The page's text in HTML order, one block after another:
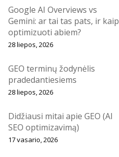
Google AI Overviews vs
Gemini: ar tai tas pats, ir kaip
optimizuoti abiem?
28 liepos, 2026
GEO terminų žodynėlis
pradedantiesiems
28 liepos, 2026
Didžiausi mitai apie GEO (AI
SEO optimizavimą)
17 vasario, 2026